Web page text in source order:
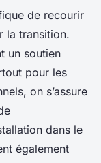
de recourir
la transition.
un soutien
pour les
on s’assure
dans le
également